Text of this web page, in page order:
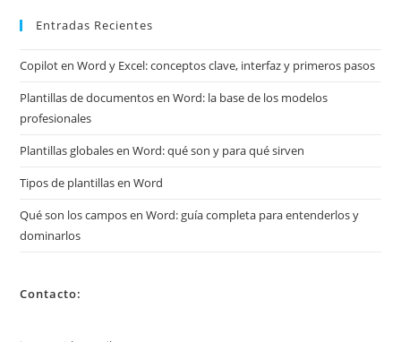
Entradas Recientes
Copilot en Word y Excel: conceptos clave, interfaz y primeros pasos
Plantillas de documentos en Word: la base de los modelos
profesionales
Plantillas globales en Word: qué son y para qué sirven
Tipos de plantillas en Word
Qué son los campos en Word: guía completa para entenderlos y
dominarlos
Contacto: